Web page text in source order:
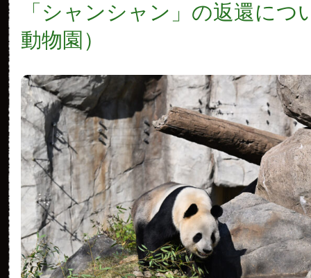
「シャンシャン」の返還につ
動物園）